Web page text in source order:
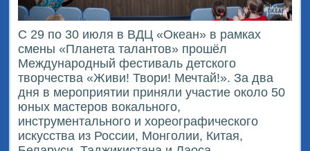
С 29 по 30 июля в ВДЦ «Океан» в рамках
смены «Планета талантов» прошёл
Международный фестиваль детского
творчества «Живи! Твори! Мечтай!». За два
дня в мероприятии приняли участие около 50
юных мастеров вокального,
инструментального и хореографического
искусства из России, Монголии, Китая,